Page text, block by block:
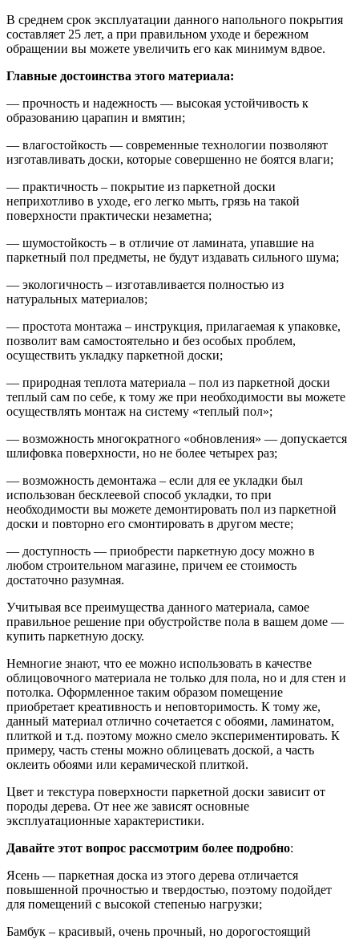
В среднем срок эксплуатации данного напольного покрытия
составляет 25 лет, а при правильном уходе и бережном
обращении вы можете увеличить его как минимум вдвое.
Главные достоинства этого материала:
— прочность и надежность — высокая устойчивость к
образованию царапин и вмятин;
— влагостойкость — современные технологии позволяют
изготавливать доски, которые совершенно не боятся влаги;
— практичность – покрытие из паркетной доски
неприхотливо в уходе, его легко мыть, грязь на такой
поверхности практически незаметна;
— шумостойкость – в отличие от ламината, упавшие на
паркетный пол предметы, не будут издавать сильного шума;
— экологичность – изготавливается полностью из
натуральных материалов;
— простота монтажа – инструкция, прилагаемая к упаковке,
позволит вам самостоятельно и без особых проблем,
осуществить укладку паркетной доски;
— природная теплота материала – пол из паркетной доски
теплый сам по себе, к тому же при необходимости вы можете
осуществлять монтаж на систему «теплый пол»;
— возможность многократного «обновления» — допускается
шлифовка поверхности, но не более четырех раз;
— возможность демонтажа – если для ее укладки был
использован бесклеевой способ укладки, то при
необходимости вы можете демонтировать пол из паркетной
доски и повторно его смонтировать в другом месте;
— доступность — приобрести паркетную досу можно в
любом строительном магазине, причем ее стоимость
достаточно разумная.
Учитывая все преимущества данного материала, самое
правильное решение при обустройстве пола в вашем доме —
купить паркетную доску.
Немногие знают, что ее можно использовать в качестве
облицовочного материала не только для пола, но и для стен и
потолка. Оформленное таким образом помещение
приобретает креативность и неповторимость. К тому же,
данный материал отлично сочетается с обоями, ламинатом,
плиткой и т.д. поэтому можно смело экспериментировать. К
примеру, часть стены можно облицевать доской, а часть
оклеить обоями или керамической плиткой.
Цвет и текстура поверхности паркетной доски зависит от
породы дерева. От нее же зависят основные
эксплуатационные характеристики.
Давайте этот вопрос рассмотрим более подробно:
Ясень — паркетная доска из этого дерева отличается
повышенной прочностью и твердостью, поэтому подойдет
для помещений с высокой степенью нагрузки;
Бамбук – красивый, очень прочный, но дорогостоящий